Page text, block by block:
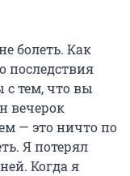
болеть. Как
последствия
тем, что вы
вечерок
— это ничто по
Я потерял
Когда я